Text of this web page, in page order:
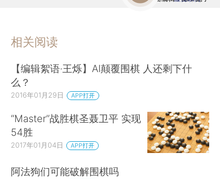
相关阅读
【编辑絮语·王烁】AI颠覆围棋 人还剩下什
么？
2016年01月29日 APP打开
“Master”战胜棋圣聂卫平 实现
54胜
2017年01月04日 APP打开
阿法狗们可能破解围棋吗